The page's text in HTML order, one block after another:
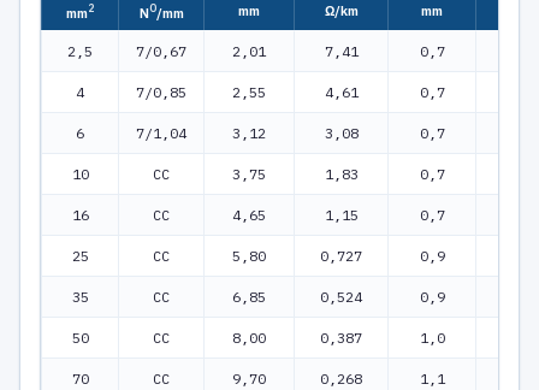
mm2 N0/mm mm Ω/km mm
2,5 7/0,67 2,01 7,41 0,7
4 7/0,85 2,55 4,61 0,7
6 7/1,04 3,12 3,08 0,7
10 CC 3,75 1,83 0,7
16 CC 4,65 1,15 0,7
25 CC 5,80 0,727 0,9
35 CC 6,85 0,524 0,9
50 CC 8,00 0,387 1,0
70 CC 9,70 0,268 1,1